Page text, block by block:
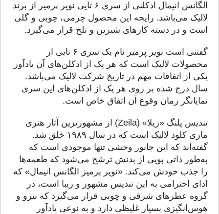
الگانس انیمال ادکلنی از سری ۶ تایی نویر پرمیر از برند
لالیک می‌باشد. رایحه این محصول چرمی، چوبی و گلی
است و در دسته کارهای شیرین و تلخ قرار می‌گیرد.
گفتنی است نویر پرمیر نام یک سری ۶ تایی از
محصولات لالیک است که هر یک از ادکلن‌های آن یادآور
یکی از اتفاقات مهم در تاریخ شرکت لالیک می‌باشد.
سال درج شده بر روی هر یک از ادکلن‌های این سری
نمایانگر زمان وقوع آن اتفاق خاص است.
تندیس پلنگ «زیلا» (Zeila) از مشهورترین آثار هنری
ماری کلود لالیک است که در سال ۱۹۸۹ خلق شد.
گفته‌اند که این جانور وحشی تنها موجودی است که
به‌طور ذاتی بویی از بدنش ترشح می‌شود که طعمه‌ها
را جذب خودش می‌کند. «نویر پرمیز الگانس انیمال» که
ادای احترامی به این تندیس مشهور و زیبا است، در
گروه‌ عطرهای شرقی و چوبی قرار می‌گیرد که نیرو و
هوس‌انگیزی بسیار غلیظی دارد و به نوعی یادآور